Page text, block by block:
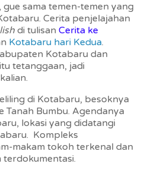
gue sama temen-temen yang
Cerita penjelajahan
di tulisan Cerita ke
Kotabaru hari Kedua.
Kotabaru dan
tetanggaan, jadi
di Kotabaru, besoknya
Tanah Bumbu. Agendanya
lokasi yang didatangi
Kompleks
makam tokoh terkenal dan